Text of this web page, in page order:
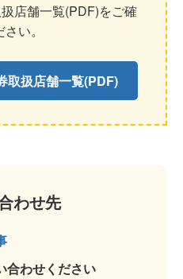
店舗一覧(PDF)をご確
い。
取扱店舗一覧(PDF)
わせ先
合わせください